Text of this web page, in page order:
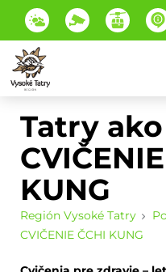
Tatry
KUNG
Región Vysoké Tatry
CVIČENIE ČCHI KUNG